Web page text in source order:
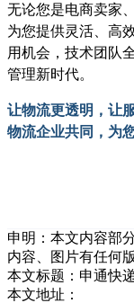
无论您是电商卖家
为您提供灵活、高
用机会，技术团队
管理新时代。
让物流更透明，让
物流企业共同，为
申明：本文内容部
内容、图片有任何
本文标题： 申通快
本文地址：